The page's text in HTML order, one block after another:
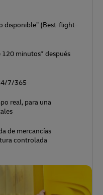
disponible” (Best-flight-
120 minutos* después
7/365
real, para una
de mercancías
controlada